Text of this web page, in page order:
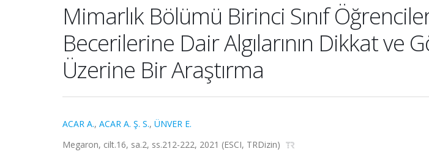
Mimarlık Bölümü Birinci Sınıf
Becerilerine Dair Algılarının Dikkat ve
Üzerine Bir Araştırma
ACAR A., ACAR A. Ş. S., ÜNVER E.
Megaron, cilt.16, sa.2, ss.212-222, 2021 (ESCI, TRDizin)